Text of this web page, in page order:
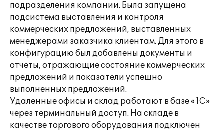
подразделения компании. Была запущена
подсистема выставления и контроля
коммерческих предложений, выставленных
менеджерами заказчика клиентам. Для этого в
конфигурацию был добавлены документы и
отчеты, отражающие состояние коммерческих
предложений и показатели успешно
выполненных предложений.
Удаленные офисы и склад работают в базе «1С»
через терминальный доступ. На складе в
качестве торгового оборудования подключен